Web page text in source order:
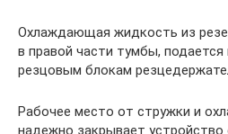
Охлаждающая жидкость из
в правой части тумбы,
резцовым блокам
Рабочее место от стружки и
надежно закрывает устройство